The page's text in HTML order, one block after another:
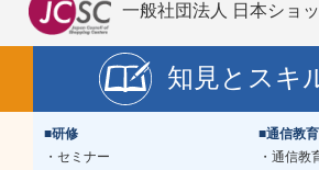
一般社団法人 日本ショ
知見とスキ
■研修
セミナー
■通信教育
通信教